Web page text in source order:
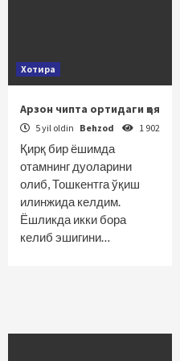
Хотира
Арзон чипта ортидаги қоя
5 yil oldin Behzod 1 902
Қирқ бир ёшимда
отамнинг дуоларини
олиб, Тошкентга ўқиш
илинжида келдим.
Ёшликда икки бора
келиб эшигини…